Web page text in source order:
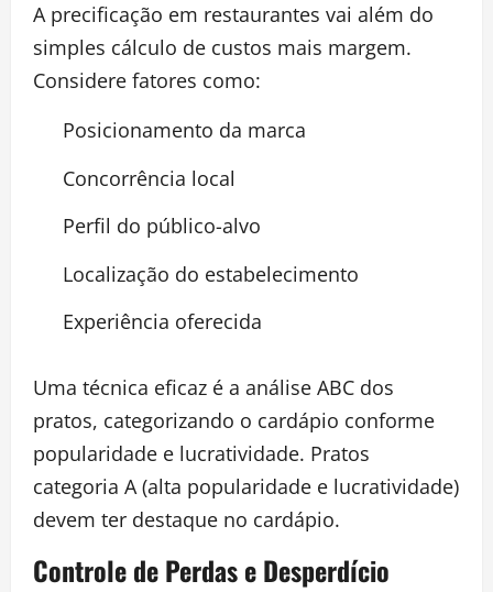
A precificação em restaurantes vai além do
simples cálculo de custos mais margem.
Considere fatores como:
Posicionamento da marca
Concorrência local
Perfil do público-alvo
Localização do estabelecimento
Experiência oferecida
Uma técnica eficaz é a análise ABC dos
pratos, categorizando o cardápio conforme
popularidade e lucratividade. Pratos
categoria A (alta popularidade e lucratividade)
devem ter destaque no cardápio.
Controle de Perdas e Desperdício